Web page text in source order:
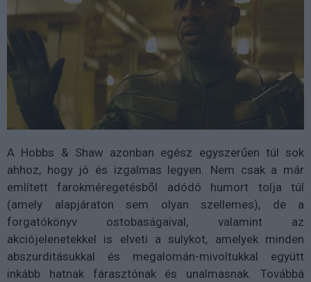
A Hobbs & Shaw azonban egész egyszerűen túl sok
ahhoz, hogy jó és izgalmas legyen. Nem csak a már
említett farokméregetésből adódó humort tolja túl
(amely alapjáraton sem olyan szellemes), de a
forgatókönyv ostobaságaival, valamint az
akciójelenetekkel is elveti a sulykot, amelyek minden
abszurditásukkal és megalomán-mivoltukkal együtt
inkább hatnak fárasztónak és unalmasnak. Továbbá